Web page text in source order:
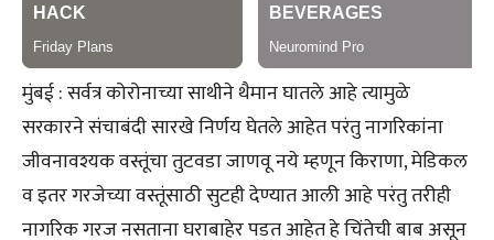
मुंबई : सर्वत्र कोरोनाच्या साथीने थैमान घातले आहे त्यामुळे
सरकारने संचाबंदी सारखे निर्णय घेतले आहेत परंतु नागरिकांना
जीवनावश्यक वस्तूंचा तुटवडा जाणवू नये म्हणून किराणा, मेडिकल
व इतर गरजेच्या वस्तूंसाठी सुटही देण्यात आली आहे परंतु तरीही
नागरिक गरज नसताना घराबाहेर पडत आहेत हे चिंतेची बाब असून